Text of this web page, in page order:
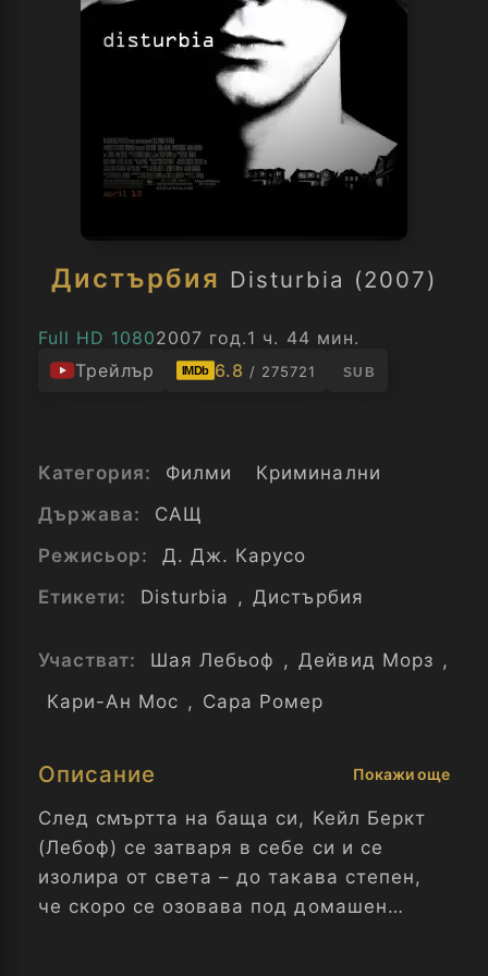
Дистърбия Disturbia (2007)
Full HD 10802007 год.1 ч. 44 мин.
Трейлър
IMDb 6.8 / 275721 SUB
Категория: Филми
Криминални
Държава:
САЩ
Режисьор:
Д. Дж. Карусо
Етикети:
Disturbia , Дистърбия
Участват: Шая Лебьоф , Дейвид Морз ,
Кари-Ан Мос , Сара Ромер
Описание Покажи още
След смъртта на баща си, Кейл Беркт
(Лебоф) се затваря в себе си и се
изолира от света – до такава степен,
че скоро се озовава под домашен